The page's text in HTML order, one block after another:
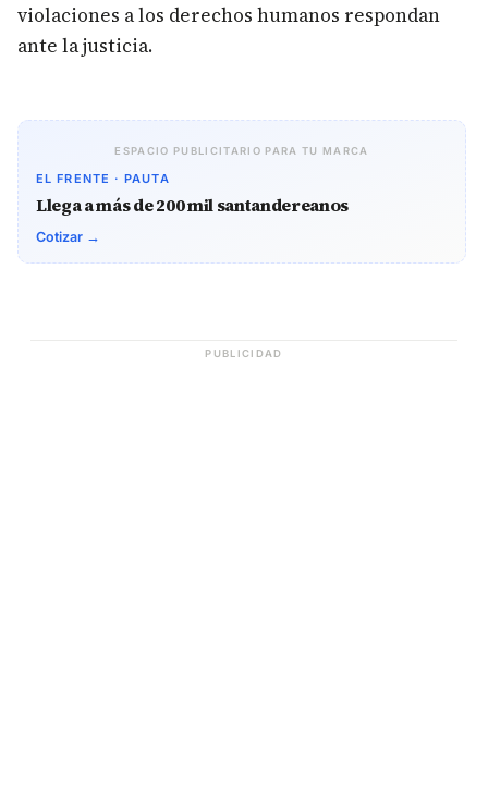
violaciones a los derechos humanos respondan
ante la justicia.
ESPACIO PUBLICITARIO PARA TU MARCA
EL FRENTE · PAUTA
Llega a más de 200 mil santandereanos
Cotizar →
PUBLICIDAD